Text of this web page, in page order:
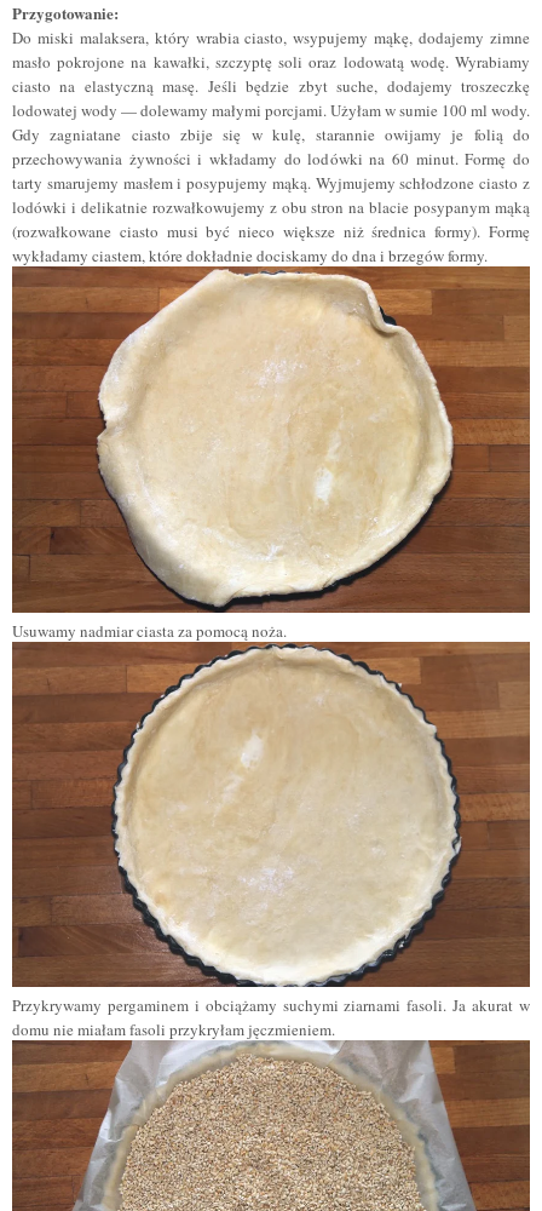
Przygotowanie:
Do miski malaksera, który wrabia ciasto, wsypujemy mąkę, dodajemy zimne
masło pokrojone na kawałki, szczyptę soli oraz lodowatą wodę. Wyrabiamy
ciasto na elastyczną masę. Jeśli będzie zbyt suche, dodajemy troszeczkę
lodowatej wody — dolewamy małymi porcjami. Użyłam w sumie 100 ml wody.
Gdy zagniatane ciasto zbije się w kulę, starannie owijamy je folią do
przechowywania żywności i wkładamy do lodówki na 60 minut. Formę do
tarty smarujemy masłem i posypujemy mąką. Wyjmujemy schłodzone ciasto z
lodówki i delikatnie rozwałkowujemy z obu stron na blacie posypanym mąką
(rozwałkowane ciasto musi być nieco większe niż średnica formy). Formę
wykładamy ciastem, które dokładnie dociskamy do dna i brzegów formy.
Usuwamy nadmiar ciastaza pomocą noża.
Przykrywamy pergaminem i obciążamy suchymi ziarnami fasoli. Ja akurat w
domu nie miałam fasoli przykryłam jęczmieniem.